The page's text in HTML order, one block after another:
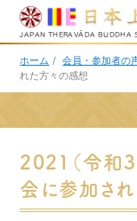
JAPAN THERAVĀDA BUDDHA
ホーム / 会員・参加者の
れた方々の感想
2021（令和
会に参加さ